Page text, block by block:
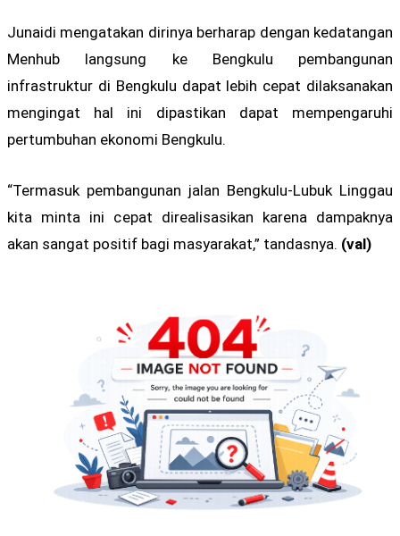
Junaidi mengatakan dirinya berharap dengan kedatangan
Menhub langsung ke Bengkulu pembangunan
infrastruktur di Bengkulu dapat lebih cepat dilaksanakan
mengingat hal ini dipastikan dapat mempengaruhi
pertumbuhan ekonomi Bengkulu.
“Termasuk pembangunan jalan Bengkulu-Lubuk Linggau
kita minta ini cepat direalisasikan karena dampaknya
akan sangat positif bagi masyarakat,” tandasnya. (val)